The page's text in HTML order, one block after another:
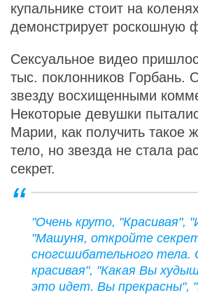
купальнике стоит на
демонстрирует роскошную
Сексуальное видео
тыс. поклонников Горбань.
звезду восхищенными
Некоторые девушки
Марии, как получить такое
тело, но звезда не стала
секрет.
"Очень круто, "Красивая",
"Машуня, откройте
сногсшибательного тела.
красивая", "Какая Вы
это идет. Вы прекрасны",